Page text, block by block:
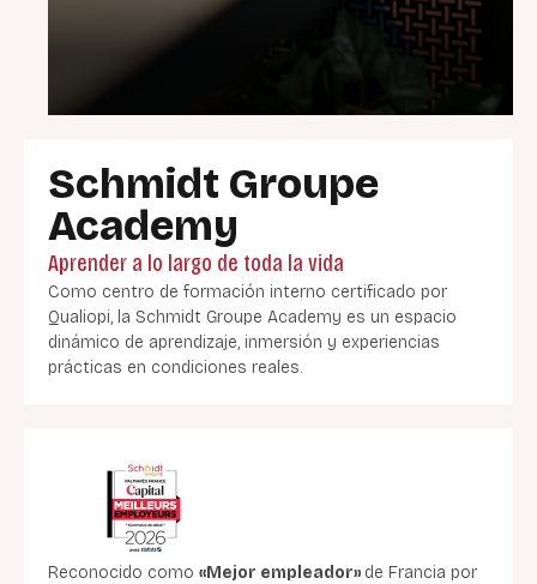
Schmidt Groupe
Academy
Aprender a lo largo de toda la vida
Como centro de formación interno certificado por
Qualiopi, la Schmidt Groupe Academy es un espacio
dinámico de aprendizaje, inmersión y experiencias
prácticas en condiciones reales.
Reconocido como «Mejor empleador» de Francia por